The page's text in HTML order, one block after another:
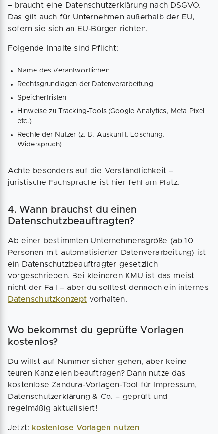
– braucht eine Datenschutzerklärung nach DSGVO.
Das gilt auch für Unternehmen außerhalb der EU,
sofern sie sich an EU-Bürger richten.
Folgende Inhalte sind Pflicht:
Name des Verantwortlichen
Rechtsgrundlagen der Datenverarbeitung
Speicherfristen
Hinweise zu Tracking-Tools (Google Analytics, Meta Pixel
etc.)
Rechte der Nutzer (z. B. Auskunft, Löschung,
Widerspruch)
Achte besonders auf die Verständlichkeit –
juristische Fachsprache ist hier fehl am Platz.
4. Wann brauchst du einen
Datenschutzbeauftragten?
Ab einer bestimmten Unternehmensgröße (ab 10
Personen mit automatisierter Datenverarbeitung) ist
ein Datenschutzbeauftragter gesetzlich
vorgeschrieben. Bei kleineren KMU ist das meist
nicht der Fall – aber du solltest dennoch ein internes
Datenschutzkonzept vorhalten.
Wo bekommst du geprüfte Vorlagen
kostenlos?
Du willst auf Nummer sicher gehen, aber keine
teuren Kanzleien beauftragen? Dann nutze das
kostenlose Zandura-Vorlagen-Tool für Impressum,
Datenschutzerklärung & Co. – geprüft und
regelmäßig aktualisiert!
Jetzt: kostenlose Vorlagen nutzen